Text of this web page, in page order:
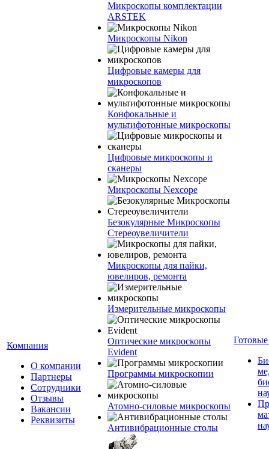
Компания
О компании
Партнеры
Сотрудники
Отзывы
Вакансии
Реквизиты
Микроскопы комплектации
ARSTEK
Микроскопы Nikon
Цифровые камеры для
микроскопов
Конфокальные и
мультифотонные микроскопы
Цифровые микроскопы и
сканеры
Микроскопы Nexcope
Безокулярные Микроскопы
Стереоувеличители
Микроскопы для пайки,
ювелиров, ремонта
Измерительные микроскопы
Оптические микроскопы
Evident
Программы микроскопии
Атомно-силовые микроскопы
Антивибрационные столы